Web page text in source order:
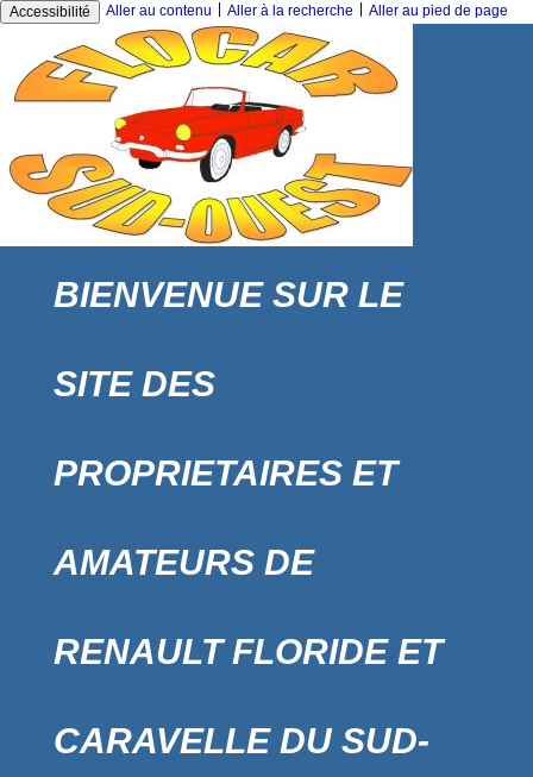
Accessibilité Aller au contenu Aller à la recherche Aller au pied de page
BIENVENUE SUR LE
SITE DES
PROPRIETAIRES ET
AMATEURS DE
RENAULT FLORIDE ET
CARAVELLE DU SUD-